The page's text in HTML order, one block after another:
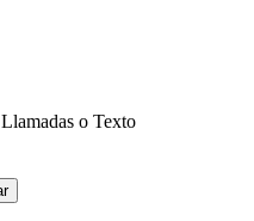
Llamadas o Texto